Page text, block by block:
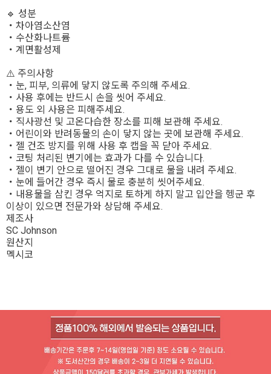
🔹 성분
・차아염소산염
・수산화나트륨
・계면활성제
⚠️ 주의사항
・눈, 피부, 의류에 닿지 않도록 주의해 주세요.
・사용 후에는 반드시 손을 씻어 주세요.
・용도 외 사용은 피해주세요.
・직사광선 및 고온다습한 장소를 피해 보관해 주세요.
・어린이와 반려동물의 손이 닿지 않는 곳에 보관해 주세요.
・젤 건조 방지를 위해 사용 후 캡을 꼭 닫아 주세요.
・코팅 처리된 변기에는 효과가 다를 수 있습니다.
・젤이 변기 안으로 떨어진 경우 그대로 물을 내려 주세요.
・눈에 들어간 경우 즉시 물로 충분히 씻어주세요.
・내용물을 삼킨 경우 억지로 토하게 하지 말고 입안을 헹군 후
이상이 있으면 전문가와 상담해 주세요.
제조사
SC Johnson
원산지
멕시코